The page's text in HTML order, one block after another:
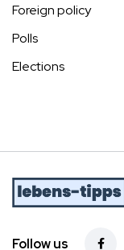
Foreign policy
Polls
Elections
Follow us